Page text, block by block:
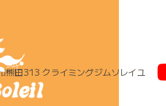
熊田313 クライミングジムソレイユ